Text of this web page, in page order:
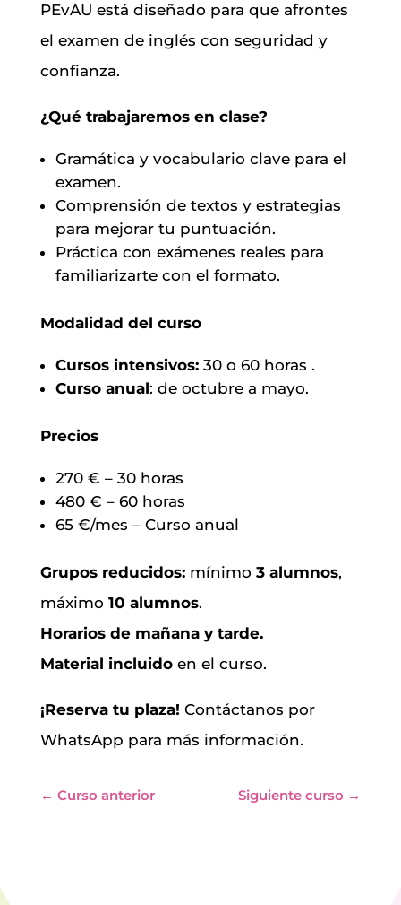
PEvAU está diseñado para que afrontes
el examen de inglés con seguridad y
confianza.
¿Qué trabajaremos en clase?
Gramática y vocabulario clave para el
examen.
Comprensión de textos y estrategias
para mejorar tu puntuación.
Práctica con exámenes reales para
familiarizarte con el formato.
Modalidad del curso
Cursos intensivos:30 o 60 horas .
Curso anual: de octubre a mayo.
Precios
270 € – 30 horas
480 € – 60 horas
65 €/mes – Curso anual
Grupos reducidos: mínimo 3 alumnos,
máximo 10 alumnos.
Horarios de mañana y tarde.
Material incluidoen el curso.
¡Reserva tu plaza! Contáctanos por
WhatsApp para más información.
← Curso anterior Siguiente curso →